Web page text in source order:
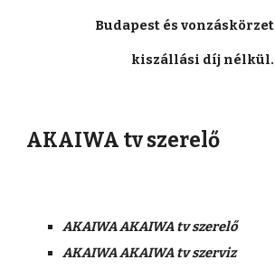
Budapest és
kiszállási díj nélkül.
AKAIWA tv szerelő
AKAIWA AKAIWA tv szerelő
AKAIWA AKAIWA tv szerviz